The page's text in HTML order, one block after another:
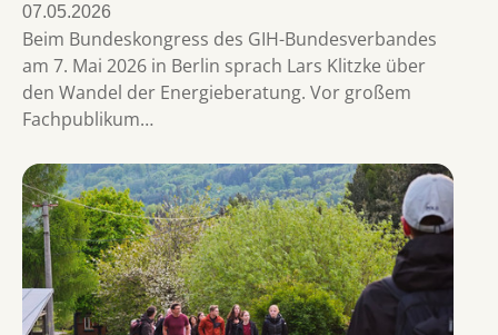
07.05.2026
Beim Bundeskongress des GIH-Bundesverbandes
am 7. Mai 2026 in Berlin sprach Lars Klitzke über
den Wandel der Energieberatung. Vor großem
Fachpublikum…